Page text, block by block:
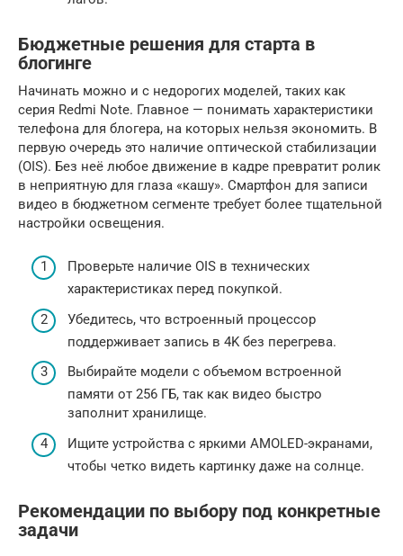
Бюджетные решения для старта в
блогинге
Начинать можно и с недорогих моделей, таких как
серия Redmi Note. Главное — понимать характеристики
телефона для блогера, на которых нельзя экономить. В
первую очередь это наличие оптической стабилизации
(OIS). Без неё любое движение в кадре превратит ролик
в неприятную для глаза «кашу». Смартфон для записи
видео в бюджетном сегменте требует более тщательной
настройки освещения.
Проверьте наличие OIS в технических
характеристиках перед покупкой.
Убедитесь, что встроенный процессор
поддерживает запись в 4K без перегрева.
Выбирайте модели с объемом встроенной
памяти от 256 ГБ, так как видео быстро
заполнит хранилище.
Ищите устройства с яркими AMOLED-экранами,
чтобы четко видеть картинку даже на солнце.
Рекомендации по выбору под конкретные
задачи